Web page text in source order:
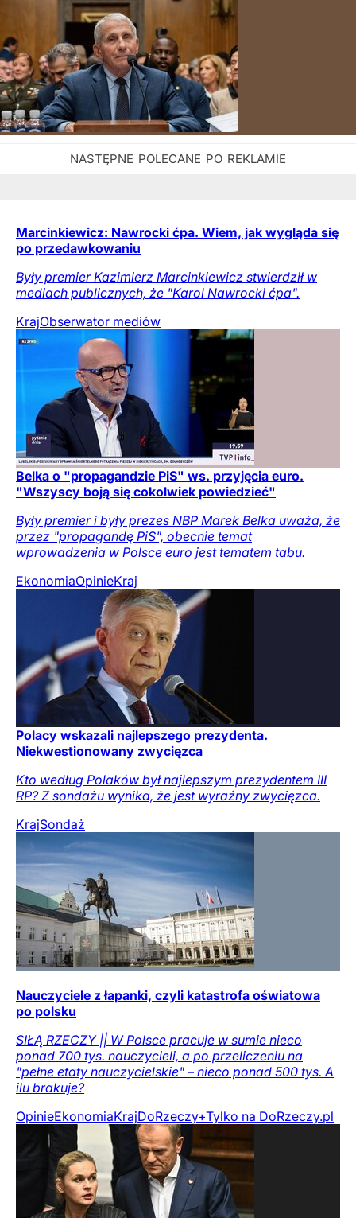
Marcinkiewicz: Nawrocki ćpa. Wiem, jak wygląda się
po przedawkowaniu
Były premier Kazimierz Marcinkiewicz stwierdził w
mediach publicznych, że "Karol Nawrocki ćpa".
KrajObserwator mediów
Belka o "propagandzie PiS" ws. przyjęcia euro.
"Wszyscy boją się cokolwiek powiedzieć"
Były premier i były prezes NBP Marek Belka uważa, że
przez "propagandę PiS", obecnie temat
wprowadzenia w Polsce euro jest tematem tabu.
EkonomiaOpinieKraj
Polacy wskazali najlepszego prezydenta.
Niekwestionowany zwycięzca
Kto według Polaków był najlepszym prezydentem III
RP? Z sondażu wynika, że jest wyraźny zwycięzca.
KrajSondaż
Nauczyciele z łapanki, czyli katastrofa oświatowa
po polsku
SIŁĄ RZECZY || W Polsce pracuje w sumie nieco
ponad 700 tys. nauczycieli, a po przeliczeniu na
"pełne etaty nauczycielskie" – nieco ponad 500 tys. A
ilu brakuje?
OpinieEkonomiaKrajDoRzeczy+Tylko na DoRzeczy.pl